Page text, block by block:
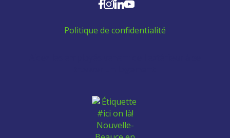
Politique de confidentialité